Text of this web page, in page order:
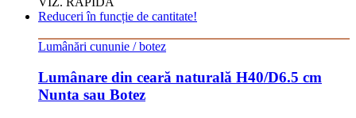
pagina
produsului.
are
multe
Opțiunile
pot
fi
Reduceri în funcție de cantitate!
Lumânări cununie / botez
Lumânare din ceară naturală H40/D6.5 cm
Nunta sau Botez